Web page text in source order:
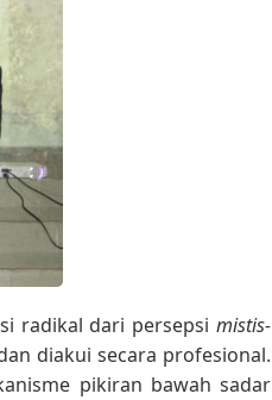
radikal dari persepsi mistis-
diakui secara profesional.
pikiran bawah sadar